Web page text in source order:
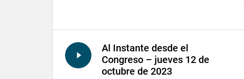
Al Instante desde el
Congreso – jueves 12 de
octubre de 2023